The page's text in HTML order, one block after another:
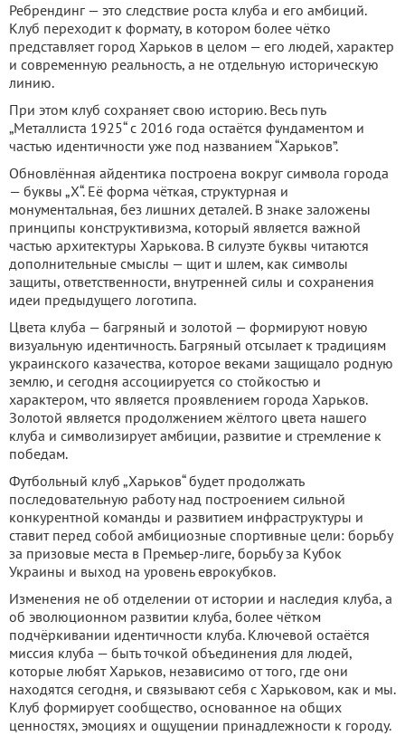
Ребрендинг — это следствие роста клуба и его амбиций.
Клуб переходит к формату, в котором более чётко
представляет город Харьков в целом — его людей, характер
и современную реальность, а не отдельную историческую
линию.
При этом клуб сохраняет свою историю. Весь путь
„Металлиста 1925“ с 2016 года остаётся фундаментом и
частью идентичности уже под названием “Харьков”.
Обновлённая айдентика построена вокруг символа города
— буквы „Х“. Её форма чёткая, структурная и
монументальная, без лишних деталей. В знаке заложены
принципы конструктивизма, который является важной
частью архитектуры Харькова. В силуэте буквы читаются
дополнительные смыслы — щит и шлем, как символы
защиты, ответственности, внутренней силы и сохранения
идеи предыдущего логотипа.
Цвета клуба — багряный и золотой — формируют новую
визуальную идентичность. Багряный отсылает к традициям
украинского казачества, которое веками защищало родную
землю, и сегодня ассоциируется со стойкостью и
характером, что является проявлением города Харьков.
Золотой является продолжением жёлтого цвета нашего
клуба и символизирует амбиции, развитие и стремление к
победам.
Футбольный клуб „Харьков“ будет продолжать
последовательную работу над построением сильной
конкурентной команды и развитием инфраструктуры и
ставит перед собой амбициозные спортивные цели: борьбу
за призовые места в Премьер-лиге, борьбу за Кубок
Украины и выход на уровень еврокубков.
Изменения не об отделении от истории и наследия клуба, а
об эволюционном развитии клуба, более чётком
подчёркивании идентичности клуба. Ключевой остаётся
миссия клуба — быть точкой объединения для людей,
которые любят Харьков, независимо от того, где они
находятся сегодня, и связывают себя с Харьковом, как и мы.
Клуб формирует сообщество, основанное на общих
ценностях, эмоциях и ощущении принадлежности к городу.